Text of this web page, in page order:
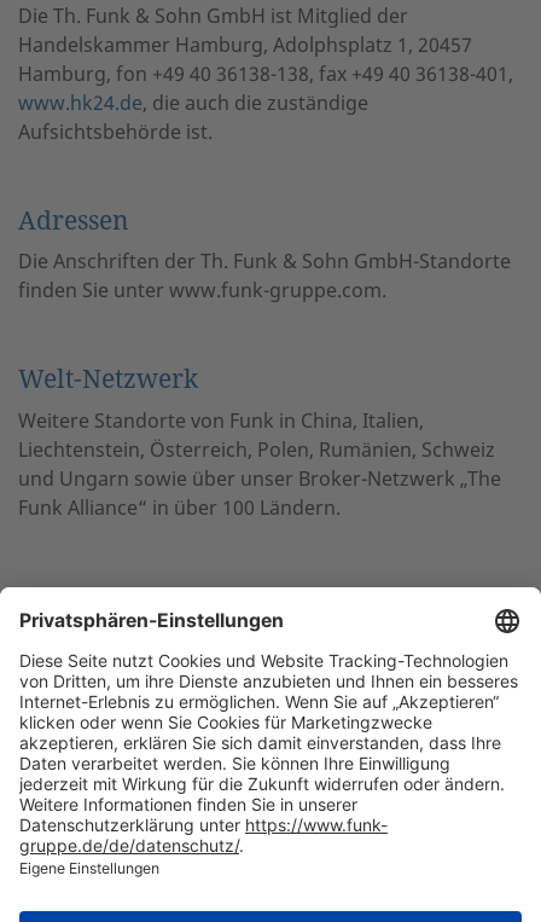
Die Th. Funk & Sohn GmbH ist Mitglied der
Handelskammer Hamburg, Adolphsplatz 1, 20457
Hamburg, fon +49 40 36138-138, fax +49 40 36138-401,
www.hk24.de, die auch die zuständige
Aufsichtsbehörde ist.
Adressen
Die Anschriften der Th. Funk & Sohn GmbH-Standorte
finden Sie unter www.funk-gruppe.com.
Welt-Netzwerk
Weitere Standorte von Funk in China, Italien,
Liechtenstein, Österreich, Polen, Rumänien, Schweiz
und Ungarn sowie über unser Broker-Netzwerk „The
Funk Alliance“ in über 100 Ländern.
NACH OBEN
Die beste Empfehlung. Funk.
+49 40 35914-0
Zentrale Hamburg, Valentinskamp 20, 20354 Hamburg
Standorte